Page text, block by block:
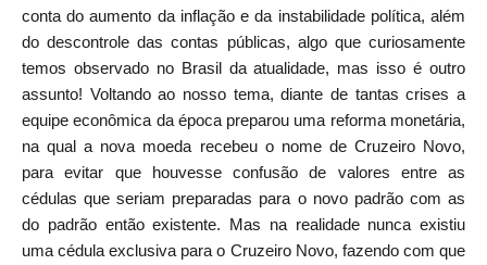
conta do aumento da inflação e da instabilidade política, além
do descontrole das contas públicas, algo que curiosamente
temos observado no Brasil da atualidade, mas isso é outro
assunto! Voltando ao nosso tema, diante de tantas crises a
equipe econômica da época preparou uma reforma monetária,
na qual a nova moeda recebeu o nome de Cruzeiro Novo,
para evitar que houvesse confusão de valores entre as
cédulas que seriam preparadas para o novo padrão com as
do padrão então existente. Mas na realidade nunca existiu
uma cédula exclusiva para o Cruzeiro Novo, fazendo com que